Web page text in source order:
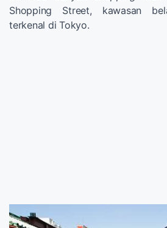
Shopping Street, kawasan
terkenal di Tokyo.